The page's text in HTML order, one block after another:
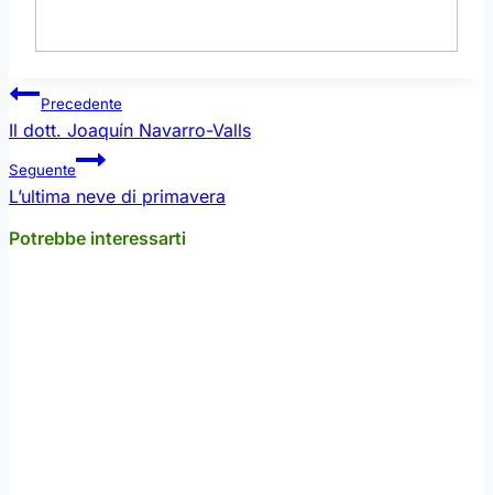
Navigazione
articoli
Precedente
Il dott. Joaquín Navarro-Valls
Seguente
L’ultima neve di primavera
Potrebbe interessarti